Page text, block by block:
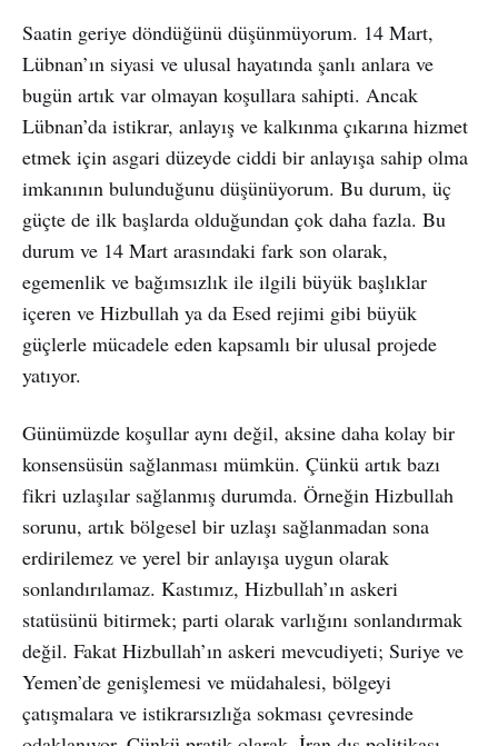
Saatin geriye döndüğünü düşünmüyorum. 14 Mart,
Lübnan’ın siyasi ve ulusal hayatında şanlı anlara ve
bugün artık var olmayan koşullara sahipti. Ancak
Lübnan’da istikrar, anlayış ve kalkınma çıkarına hizmet
etmek için asgari düzeyde ciddi bir anlayışa sahip olma
imkanının bulunduğunu düşünüyorum. Bu durum, üç
güçte de ilk başlarda olduğundan çok daha fazla. Bu
durum ve 14 Mart arasındaki fark son olarak,
egemenlik ve bağımsızlık ile ilgili büyük başlıklar
içeren ve Hizbullah ya da Esed rejimi gibi büyük
güçlerle mücadele eden kapsamlı bir ulusal projede
yatıyor.
Günümüzde koşullar aynı değil, aksine daha kolay bir
konsensüsün sağlanması mümkün. Çünkü artık bazı
fikri uzlaşılar sağlanmış durumda. Örneğin Hizbullah
sorunu, artık bölgesel bir uzlaşı sağlanmadan sona
erdirilemez ve yerel bir anlayışa uygun olarak
sonlandırılamaz. Kastımız, Hizbullah’ın askeri
statüsünü bitirmek; parti olarak varlığını sonlandırmak
değil. Fakat Hizbullah’ın askeri mevcudiyeti; Suriye ve
Yemen’de genişlemesi ve müdahalesi, bölgeyi
çatışmalara ve istikrarsızlığa sokması çevresinde